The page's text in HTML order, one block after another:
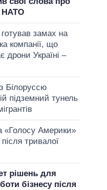
НАТО
замах на
компанії, що
дрони Україні –
Білоруссю
підземний тунель
«Голосу Америки»
тривалої
рішень для
бізнесу після